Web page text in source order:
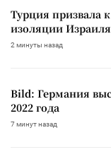
Турция призвала
изоляции Израиля
2 минуты назад
Bild: Германия
2022 года
7 минут назад